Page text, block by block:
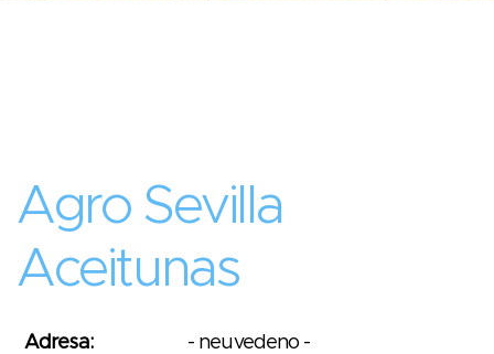
Agro Sevilla
Aceitunas
Adresa:
- neuvedeno -